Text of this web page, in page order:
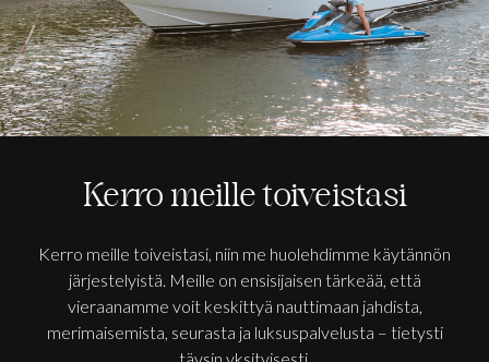
Kerro meille toiveistasi
Kerro meille toiveistasi, niin me huolehdimme käytännön
järjestelyistä. Meille on ensisijaisen tärkeää, että
vieraanamme voit keskittyä nauttimaan jahdista,
merimaisemista, seurasta ja luksuspalvelusta – tietysti